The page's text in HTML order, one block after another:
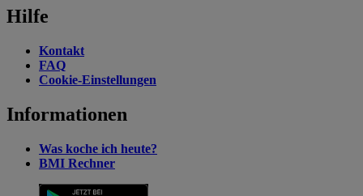
Hilfe
Kontakt
FAQ
Cookie-Einstellungen
Informationen
Was koche ich heute?
BMI Rechner